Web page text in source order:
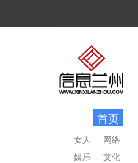
首页
网络
文化
女人
娱乐